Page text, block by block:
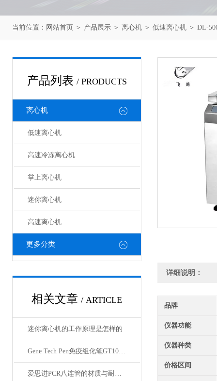
当前位置： 网站首页 ＞ 产品展示 ＞ 离心机 ＞ 低速离心机 ＞ DL-
产品列表 / PRODUCTS
离心机
低速离心机
高速冷冻离心机
掌上离心机
迷你离心机
高速离心机
更多分类
相关文章 / ARTICLE
迷你离心机的工作原理是怎样的
Gene Tech Pen免疫组化笔GT1001小号
爱思进PCR八连管的材质与耐高温性能分析
详细说明：
品牌
仪器功能
仪器种类
价格区间